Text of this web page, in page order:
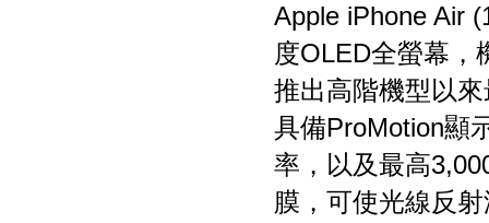
Apple iPhone Air
度OLED全螢幕，
推出高階機型以
具備ProMotion顯
率，以及最高
膜，可使光線反